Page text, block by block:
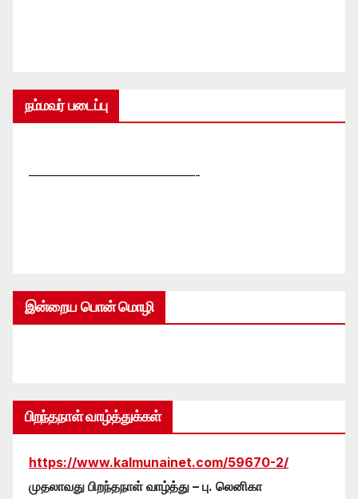
நம்மவர் படைப்பு
—————————————-
இன்றைய பொன் மொழி
பிறந்தநாள் வாழ்த்துக்கள்
https://www.kalmunainet.com/59670-2/
முதலாவது பிறந்தநாள் வாழ்த்து – பு. லெனிகா